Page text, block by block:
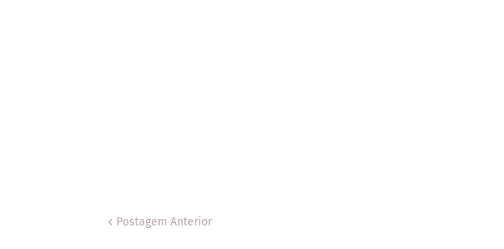
Postagem Anterior